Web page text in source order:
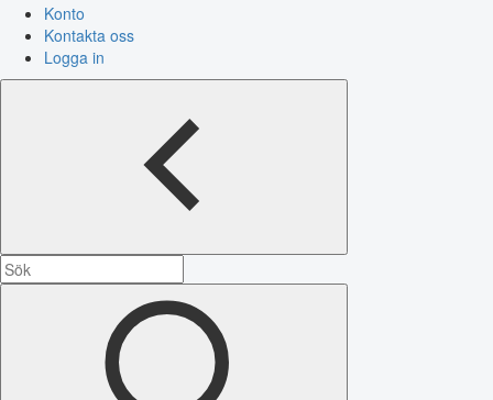
Konto
Kontakta oss
Logga in